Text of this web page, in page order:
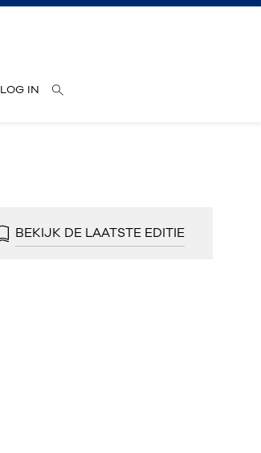
LOG IN
BEKIJK DE LAATSTE EDITIE